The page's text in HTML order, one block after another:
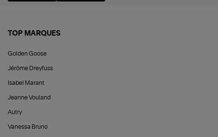
TOP MARQUES
Golden Goose
Jérôme Dreyfuss
Isabel Marant
Jeanne Vouland
Autry
Vanessa Bruno